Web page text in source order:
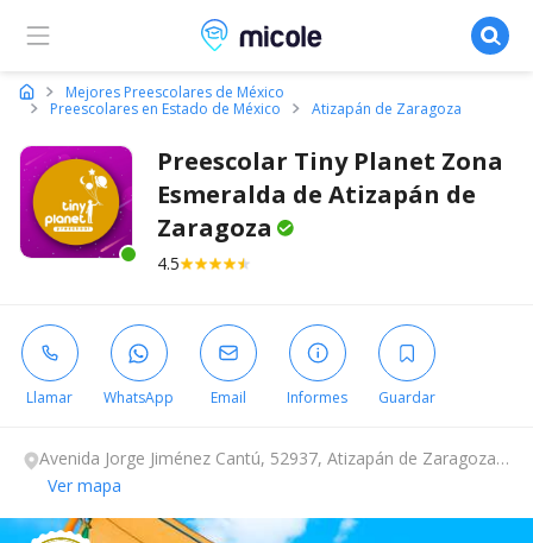
Micole, buscador de colegios
Mejores Preescolares de México
Preescolares en Estado de México
Atizapán de Zaragoza
Este centro ha estado online recientemente
Preescolar Tiny Planet Zona
Esmeralda de Atizapán de
Zaragoza
4.5
Llamar WhatsApp Email Informes Guardar
Avenida Jorge Jiménez Cantú, 52937, Atizapán de Zaragoza,
Estado de México.
Ver mapa